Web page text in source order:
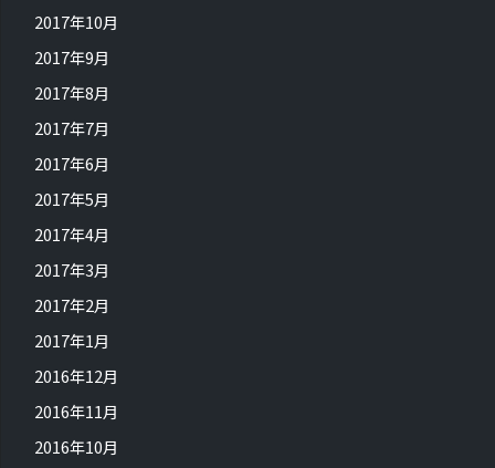
2017年10月
2017年9月
2017年8月
2017年7月
2017年6月
2017年5月
2017年4月
2017年3月
2017年2月
2017年1月
2016年12月
2016年11月
2016年10月